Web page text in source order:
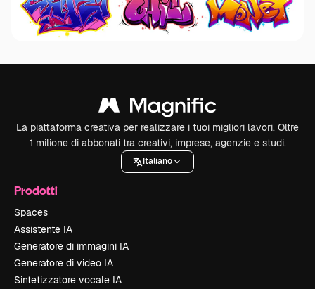
La piattaforma creativa per realizzare i tuoi migliori lavori. Oltre
1 milione di abbonati tra creativi, imprese, agenzie e studi.
Italiano
Prodotti
Spaces
Assistente IA
Generatore di immagini IA
Generatore di video IA
Sintetizzatore vocale IA